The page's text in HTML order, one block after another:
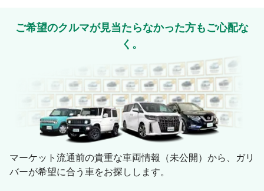
ご希望のクルマが見当たらなかった方もご心配な
く。
マーケット流通前の貴重な車両情報（未公開）から、ガリ
バーが希望に合う車をお探しします。